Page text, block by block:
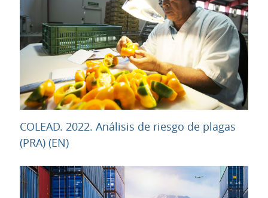
COLEAD. 2022. Análisis de riesgo de plagas
(PRA) (EN)URL